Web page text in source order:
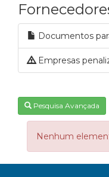
Documentos
Empresas
Pesquisa Avançada
Nenhum